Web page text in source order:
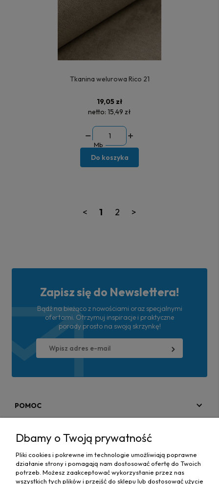
Tkanina welurowa Rico 21
19,05 zł
netto: 15,49 zł
Mb
Do koszyka
< 1 2 >
Zapisz się do Newslettera!
Bądź na bieżąco z nowościami oraz specjalnymi
ofertami. Otrzymuj inspiracje i praktyczne
porady prosto na swoją skrzynkę!
POMOC
MAPA STRONY
Dbamy o Twoją prywatność
Pliki cookies i pokrewne im technologie umożliwiają poprawne
działanie strony i pomagają nam dostosować ofertę do Twoich
potrzeb. Możesz zaakceptować wykorzystanie przez nas
wszystkich tych plików i przejść do sklepu lub dostosować użycie